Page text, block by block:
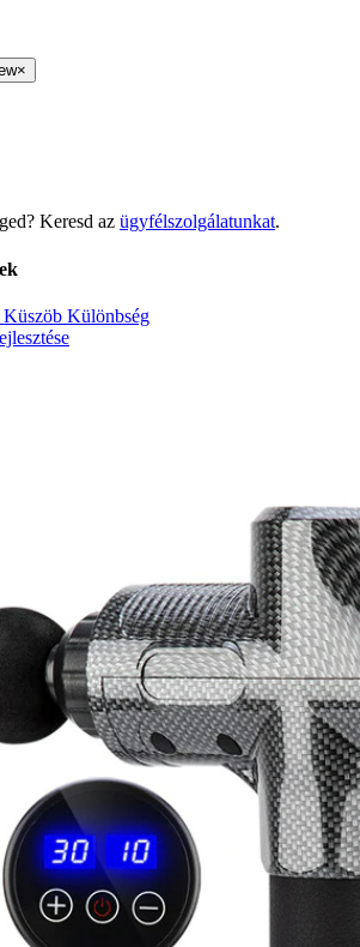
×
Keresd az ügyfélszolgálatunkat.
Különbség